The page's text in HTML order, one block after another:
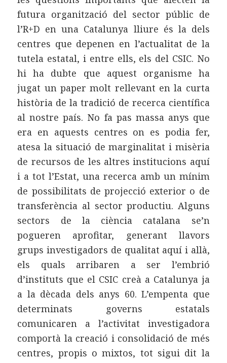
futura organització del sector públic de
l’R+D en una Catalunya lliure és la dels
centres que depenen en l’actualitat de la
tutela estatal, i entre ells, els del CSIC. No
hi ha dubte que aquest organisme ha
jugat un paper molt rellevant en la curta
història de la tradició de recerca científica
al nostre país. No fa pas massa anys que
era en aquests centres on es podia fer,
atesa la situació de marginalitat i misèria
de recursos de les altres institucions aquí
i a tot l’Estat, una recerca amb un mínim
de possibilitats de projecció exterior o de
transferència al sector productiu. Alguns
sectors de la ciència catalana se’n
pogueren aprofitar, generant llavors
grups investigadors de qualitat aquí i allà,
els quals arribaren a ser l’embrió
d’instituts que el CSIC creà a Catalunya ja
a la dècada dels anys 60. L’empenta que
determinats governs estatals
comunicaren a l’activitat investigadora
comportà la creació i consolidació de més
centres, propis o mixtos, tot sigui dit la